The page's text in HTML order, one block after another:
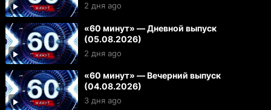
2 дня ago
«60 минут» — Дневной выпуск
(05.08.2026)
2 дня ago
«60 минут» — Вечерний выпуск
(04.08.2026)
3 дня ago